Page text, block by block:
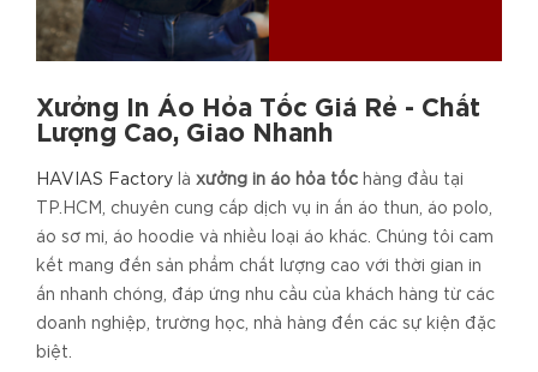
Xưởng In Áo Hỏa Tốc Giá Rẻ - Chất
Lượng Cao, Giao Nhanh
HAVIAS Factory là xưởng in áo hỏa tốc hàng đầu tại
TP.HCM, chuyên cung cấp dịch vụ in ấn áo thun, áo polo,
áo sơ mi, áo hoodie và nhiều loại áo khác. Chúng tôi cam
kết mang đến sản phẩm chất lượng cao với thời gian in
ấn nhanh chóng, đáp ứng nhu cầu của khách hàng từ các
doanh nghiệp, trường học, nhà hàng đến các sự kiện đặc
biệt.